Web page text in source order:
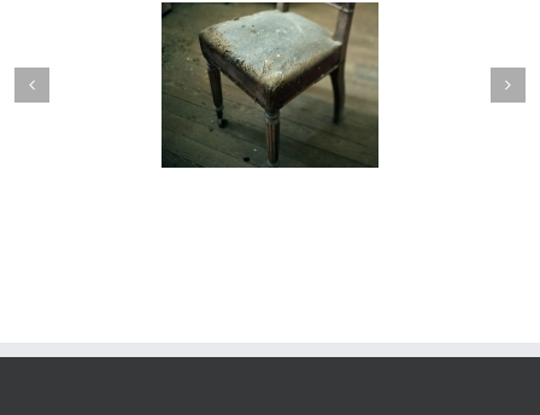
manderley#015